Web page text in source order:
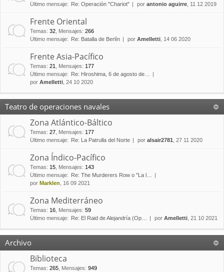
Último mensaje:
Re: Operación "Chariot" por antonio aguirre , 11 12 2019
Frente Oriental
Temas: 32 Mensajes: 266
Último mensaje:
Re: Batalla de Berlín por Amelletti , 14 06 2020
Frente Asia-Pacífico
Temas: 21 Mensajes: 177
Último mensaje:
Re: Hiroshima, 6 de agosto de…
por Amelletti , 24 10 2020
Teatro de operaciones navales
Zona Atlántico-Báltico
Temas: 27 Mensajes: 177
Último mensaje:
Re: La Patrulla del Norte por alsair2781 , 27 11 2020
Zona Índico-Pacífico
Temas: 15 Mensajes: 143
Último mensaje:
Re: The Murderers Row o "La l…
por Marklen , 16 09 2021
Zona Mediterráneo
Temas: 16 Mensajes: 59
Último mensaje:
Re: El Raid de Alejandría (Op… por Amelletti , 21 10 2021
Archivo
Biblioteca
Temas: 265 Mensajes: 949